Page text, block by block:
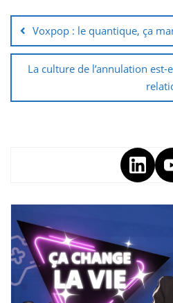
Voxpop : le quantique, ça
La culture de l’annulation est-